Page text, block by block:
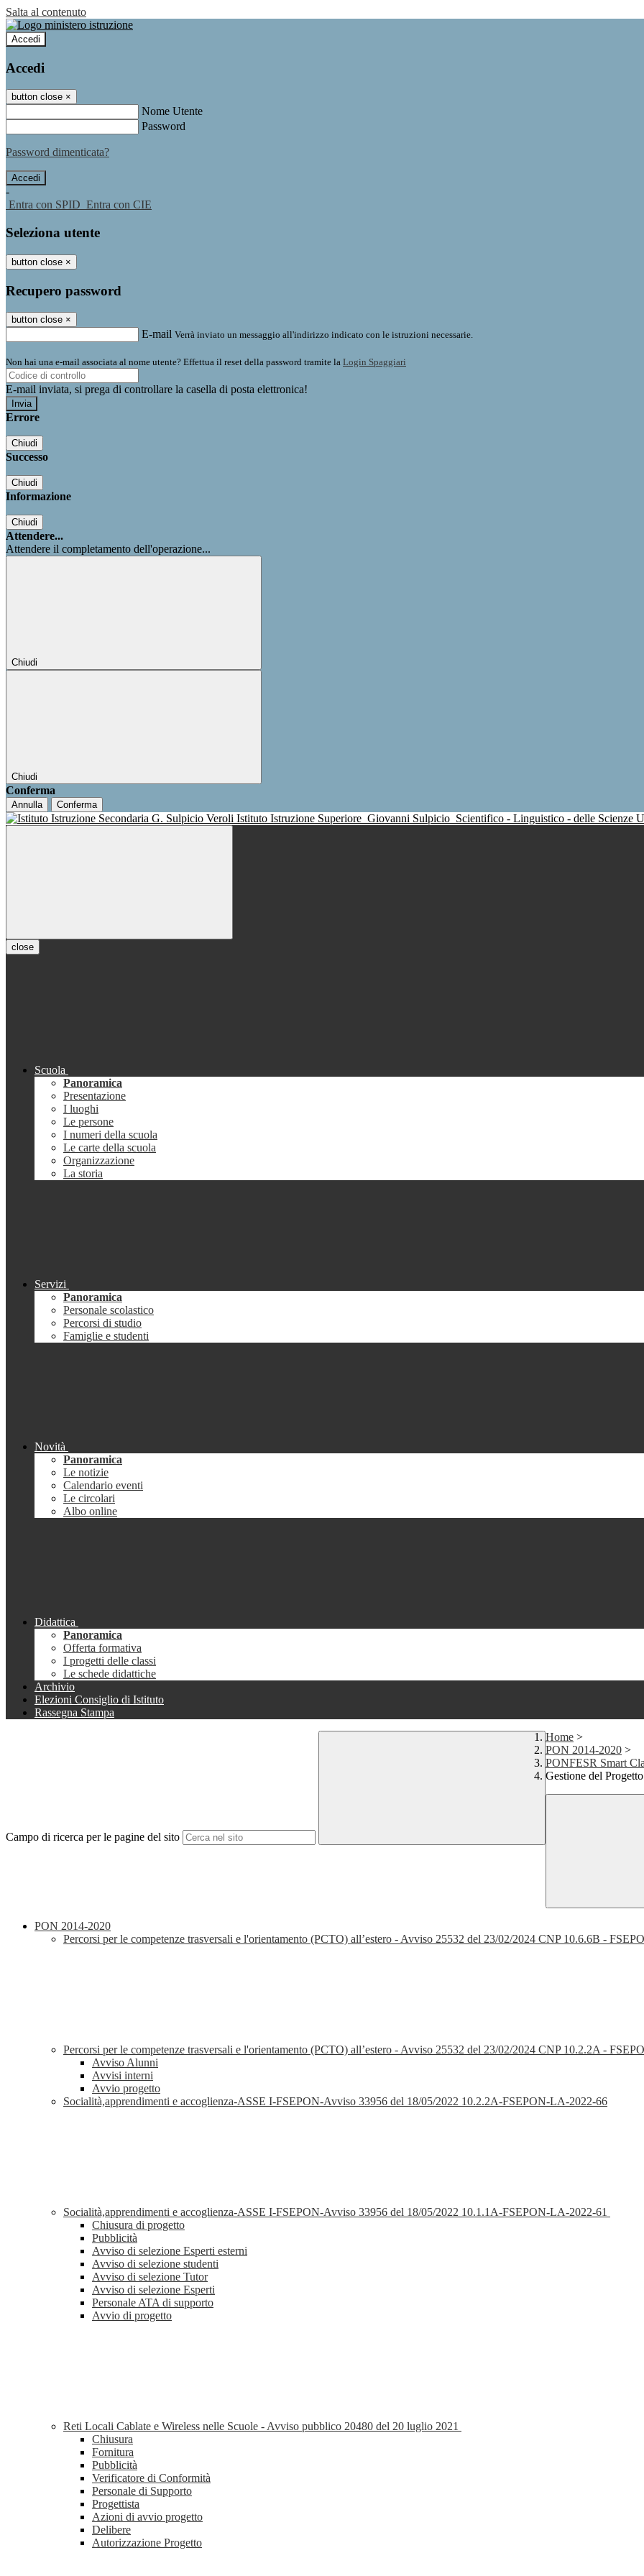
Salta al contenuto
Accedi
Accedi
button close ×
Nome Utente
Password
Password dimenticata?
-
Entra con SPID Entra con CIE
Seleziona utente
button close ×
Recupero password
button close ×
E-mail Verrà inviato un messaggio all'indirizzo indicato con le istruzioni necessarie.
Non hai una e-mail associata al nome utente? Effettua il reset della password tramite la Login Spaggiari
E-mail inviata, si prega di controllare la casella di posta elettronica!
Errore
Chiudi
Successo
Chiudi
Informazione
Chiudi
Attendere...
Attendere il completamento dell'operazione...
Chiudi
Chiudi
Conferma
Annulla Conferma
Istituto Istruzione Superiore Giovanni Sulpicio Scientifico - Linguistico - delle Scienze
close
Scuola
Panoramica
Presentazione
I luoghi
Le persone
I numeri della scuola
Le carte della scuola
Organizzazione
La storia
Servizi
Panoramica
Personale scolastico
Percorsi di studio
Famiglie e studenti
Novità
Panoramica
Le notizie
Calendario eventi
Le circolari
Albo online
Didattica
Panoramica
Offerta formativa
I progetti delle classi
Le schede didattiche
Archivio
Elezioni Consiglio di Istituto
Rassegna Stampa
Campo di ricerca per le pagine del sito
Home >
PON 2014-2020 >
PONFESR Smart
Gestione del Progetto
PON 2014-2020
Percorsi per le competenze trasversali e l'orientamento (PCTO) all’estero - Avviso 25532 del 23/02/2024 CNP 10.6.6B -
Percorsi per le competenze trasversali e l'orientamento (PCTO) all’estero - Avviso 25532 del 23/02/2024 CNP 10.2.2A -
Avviso Alunni
Avvisi interni
Avvio progetto
Socialità,apprendimenti e accoglienza-ASSE I-FSEPON-Avviso 33956 del 18/05/2022 10.2.2A-FSEPON-LA-2022-66
Socialità,apprendimenti e accoglienza-ASSE I-FSEPON-Avviso 33956 del 18/05/2022 10.1.1A-FSEPON-LA-2022-61
Chiusura di progetto
Pubblicità
Avviso di selezione Esperti esterni
Avviso di selezione studenti
Avviso di selezione Tutor
Avviso di selezione Esperti
Personale ATA di supporto
Avvio di progetto
Reti Locali Cablate e Wireless nelle Scuole - Avviso pubblico 20480 del 20 luglio 2021
Chiusura
Fornitura
Pubblicità
Verificatore di Conformità
Personale di Supporto
Progettista
Azioni di avvio progetto
Delibere
Autorizzazione Progetto